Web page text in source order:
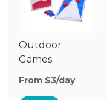
Outdoor
Games
From $3/day